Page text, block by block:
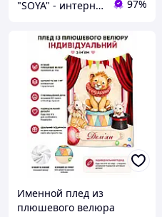
"SOYA" - интернет-магазин 97%
Именной плед из
плюшевого велюра